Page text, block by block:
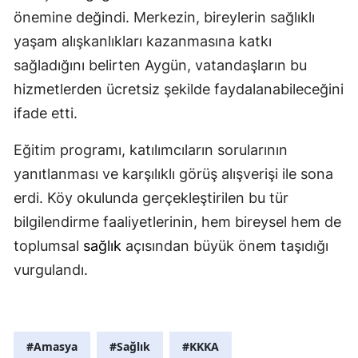
önemine değindi. Merkezin, bireylerin sağlıklı
yaşam alışkanlıkları kazanmasına katkı
sağladığını belirten Aygün, vatandaşların bu
hizmetlerden ücretsiz şekilde faydalanabileceğini
ifade etti.
Eğitim programı, katılımcıların sorularının
yanıtlanması ve karşılıklı görüş alışverişi ile sona
erdi. Köy okulunda gerçekleştirilen bu tür
bilgilendirme faaliyetlerinin, hem bireysel hem de
toplumsal sağlık açısından büyük önem taşıdığı
vurgulandı.
#Amasya #Sağlık #KKKA